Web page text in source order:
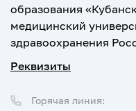
образования
медицинский
здравоохранения
Реквизиты
Горячая линия: